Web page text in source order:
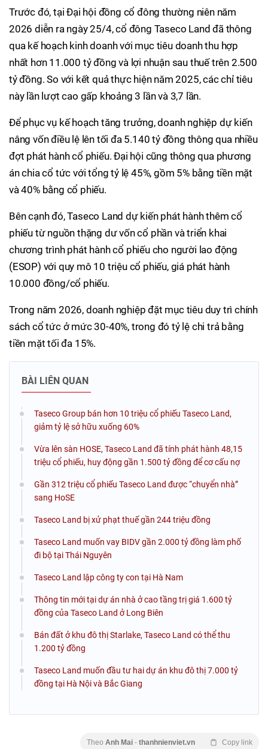
Trước đó, tại Đại hội đồng cổ đông thường niên năm
2026 diễn ra ngày 25/4, cổ đông Taseco Land đã thông
qua kế hoạch kinh doanh với mục tiêu doanh thu hợp
nhất hơn 11.000 tỷ đồng và lợi nhuận sau thuế trên 2.500
tỷ đồng. So với kết quả thực hiện năm 2025, các chỉ tiêu
này lần lượt cao gấp khoảng 3 lần và 3,7 lần.
Để phục vụ kế hoạch tăng trưởng, doanh nghiệp dự kiến
nâng vốn điều lệ lên tối đa 5.140 tỷ đồng thông qua nhiều
đợt phát hành cổ phiếu. Đại hội cũng thông qua phương
án chia cổ tức với tổng tỷ lệ 45%, gồm 5% bằng tiền mặt
và 40% bằng cổ phiếu.
Bên cạnh đó, Taseco Land dự kiến phát hành thêm cổ
phiếu từ nguồn thặng dư vốn cổ phần và triển khai
chương trình phát hành cổ phiếu cho người lao động
(ESOP) với quy mô 10 triệu cổ phiếu, giá phát hành
10.000 đồng/cổ phiếu.
Trong năm 2026, doanh nghiệp đặt mục tiêu duy trì chính
sách cổ tức ở mức 30-40%, trong đó tỷ lệ chi trả bằng
tiền mặt tối đa 15%.
BÀI LIÊN QUAN
Taseco Group bán hơn 10 triệu cổ phiếu Taseco Land,
giảm tỷ lệ sở hữu xuống 60%
Vừa lên sàn HOSE, Taseco Land đã tính phát hành 48,15
triệu cổ phiếu, huy động gần 1.500 tỷ đồng để cơ cấu nợ
Gần 312 triệu cổ phiếu Taseco Land được “chuyển nhà”
sang HoSE
Taseco Land bị xử phạt thuế gần 244 triệu đồng
Taseco Land muốn vay BIDV gần 2.000 tỷ đồng làm phố
đi bộ tại Thái Nguyên
Taseco Land lập công ty con tại Hà Nam
Thông tin mới tại dự án nhà ở cao tầng trị giá 1.600 tỷ
đồng của Taseco Land ở Long Biên
Bán đất ở khu đô thị Starlake, Taseco Land có thể thu
1.200 tỷ đồng
Taseco Land muốn đầu tư hai dự án khu đô thị 7.000 tỷ
đồng tại Hà Nội và Bắc Giang
Theo Anh Mai - thanhnienviet.vn Copy link